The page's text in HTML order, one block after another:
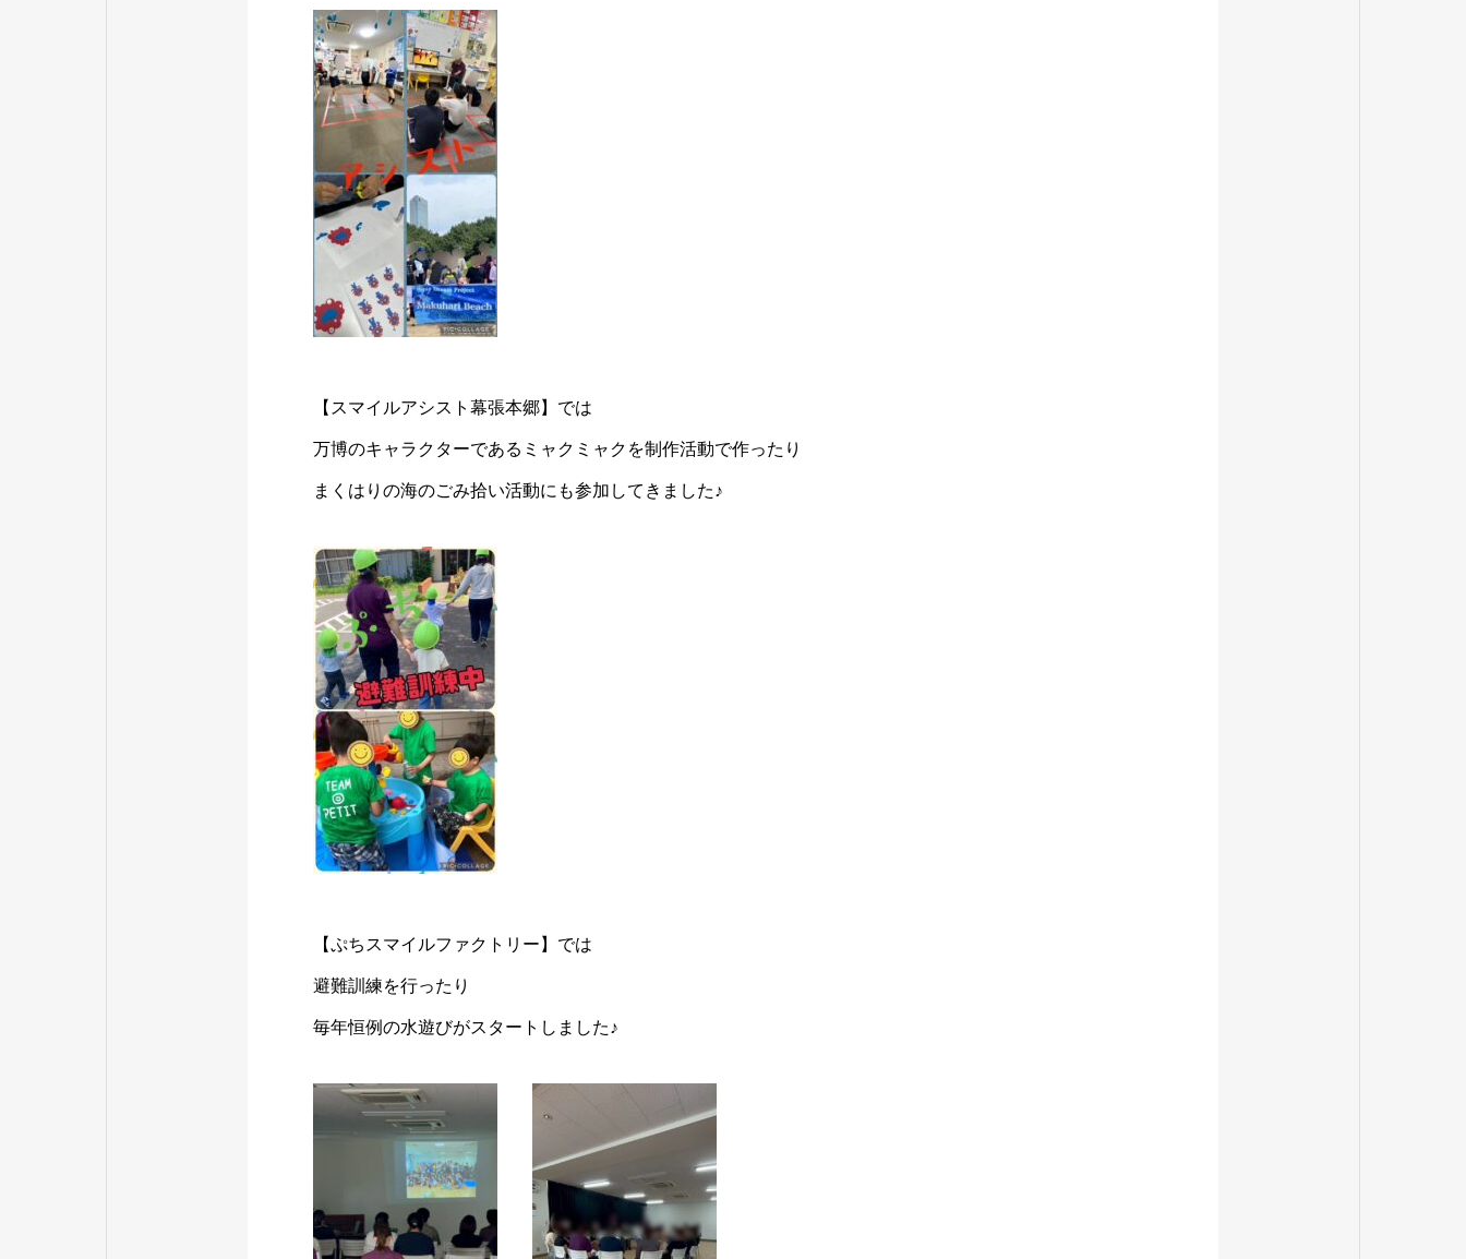
【スマイルアシスト幕張本郷】では
万博のキャラクターであるミャクミャクを制作活動で作ったり
まくはりの海のごみ拾い活動にも参加してきました♪
【ぷちスマイルファクトリー】では
避難訓練を行ったり
毎年恒例の水遊びがスタートしました♪